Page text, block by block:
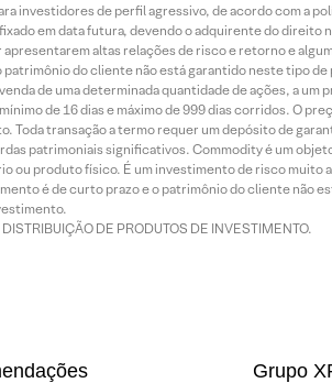
investidores de perfil agressivo, de acordo com a
em data futura, devendo o adquirente do
altas relações de risco e retorno e
do cliente não está garantido neste tipo de
de uma determinada quantidade de ações, a
de 16 dias e máximo de 999 dias corridos. O
transação a termo requer um depósito de
patrimoniais significativos. Commodity é um
ou produto físico. É um investimento de risco
é de curto prazo e o patrimônio do cliente não
DE PRODUTOS DE INVESTIMENTO.
Grupo